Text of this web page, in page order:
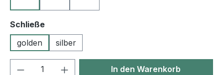
Schließeauswählen
golden
silber
Produkt Anzahl: Gib denIn den Warenkorb